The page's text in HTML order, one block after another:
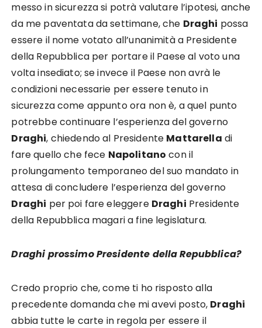
messo in sicurezza si potrà valutare l’ipotesi, anche
da me paventata da settimane, che Draghi possa
essere il nome votato all’unanimità a Presidente
della Repubblica per portare il Paese al voto una
volta insediato; se invece il Paese non avrà le
condizioni necessarie per essere tenuto in
sicurezza come appunto ora non è, a quel punto
potrebbe continuare l’esperienza del governo
Draghi, chiedendo al Presidente Mattarella di
fare quello che fece Napolitano con il
prolungamento temporaneo del suo mandato in
attesa di concludere l’esperienza del governo
Draghi per poi fare eleggere Draghi Presidente
della Repubblica magari a fine legislatura.
Draghi prossimo Presidente della Repubblica?
Credo proprio che, come ti ho risposto alla
precedente domanda che mi avevi posto, Draghi
abbia tutte le carte in regola per essere il